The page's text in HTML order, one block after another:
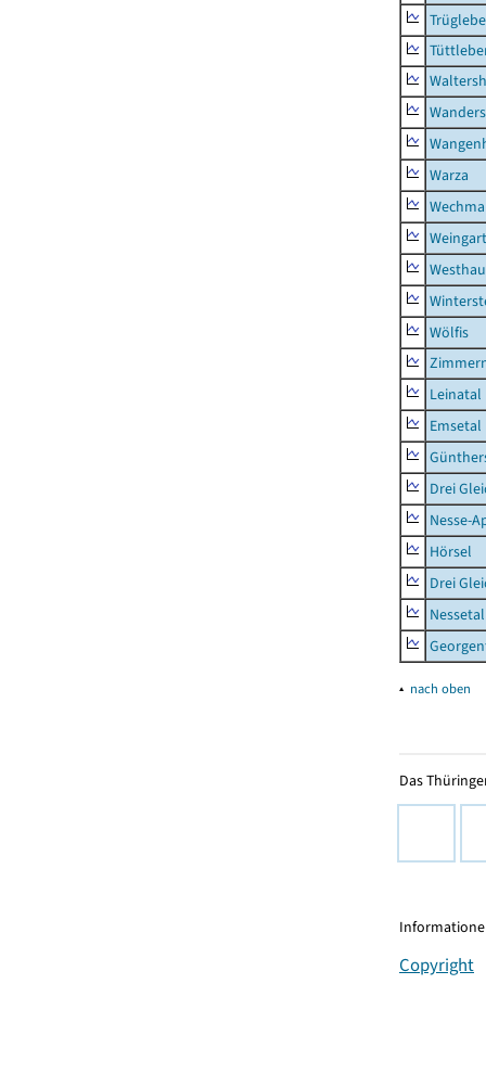
Warza
Wölfis
Leinatal
Emsetal
Drei
Nesse-
Hörsel
Drei
Nessetal
▴ nach oben
Das
Copyright